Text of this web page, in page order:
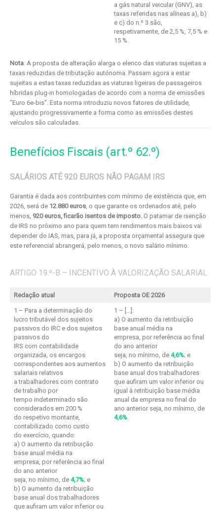
a gás natural veicular (GNV), as
taxas referidas nas alíneas a), b)
e c) do n.º 3 são,
respetivamente, de 2,5 %, 7,5 % e
15 %.
Nota: A proposta de alteração alarga o elenco das viaturas sujeitas a
taxas reduzidas de tributação autónoma. Passam agora a estar
sujeitas a estas taxas reduzidas as viaturas ligeiras de passageiros
híbridas plug-in homologadas de acordo com a norma de emissões
“Euro 6e-bis”. Esta norma introduziu novos fatores de utilidade,
ajustando progressivamente a forma como as emissões destes
veículos são calculadas.
Benefícios Fiscais (art.º 62.º)
SALÁRIOS ATÉ 920 EUROS NÃO PAGAM IRS
Garantia é dada aos contribuintes com mínimo de existência que, em
2026, será de 12.880 euros, o que garante os ordenados até, pelo
menos, 920 euros, ficarão isentos de imposto. O patamar de isenção
de IRS no próximo ano para quem tem rendimentos mais baixos vai
depender do IAS, mas, para já, a proposta orçamental assegura que
este referencial abrangerá, pelo menos, o novo salário mínimo.
ARTIGO 19.º-B – INCENTIVO À VALORIZAÇÃO SALARIAL
Redação atual Proposta OE 2026
1 – Para a determinação do
lucro tributável dos sujeitos
passivos do IRC e dos sujeitos
passivos do
IRS com contabilidade
organizada, os encargos
correspondentes aos aumentos
salariais relativos
a trabalhadores com contrato
de trabalho por
tempo indeterminado são
considerados em 200 %
do respetivo montante,
contabilizado como custo
do exercício, quando:
a) O aumento da retribuição
base anual média na
empresa, por referência ao final
do ano anterior
seja, no mínimo, de 4,7%; e
b) O aumento da retribuição
base anual dos trabalhadores
que aufiram um valor inferior ou
1 – […]:
a) O aumento da retribuição
base anual média na
empresa, por referência ao final
do ano anterior
seja, no mínimo, de 4,6%; e
b) O aumento da retribuição
base anual dos trabalhadores
que aufiram um valor inferior ou
igual à retribuição base média
anual da empresa no final do
ano anterior seja, no mínimo, de
4,6%.